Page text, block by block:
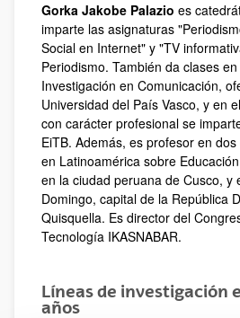
Gorka Jakobe Palazio es
imparte las asignaturas
Social en Internet" y "TV
Periodismo. También da clases
Investigación en Comunicación,
Universidad del País Vasco, y en
con carácter profesional se
EiTB. Además, es profesor en
en Latinoamérica sobre
en la ciudad peruana de Cusco, y
Domingo, capital de la República
Quisquella. Es director del
Tecnología IKASNABAR.
Líneas de investigación
años